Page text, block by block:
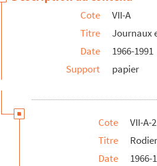
Cote
VII-A
Titre
Journaux
Date
1966-1991
Support
papier
Cote
VII-A-2
Titre
Date
1966-